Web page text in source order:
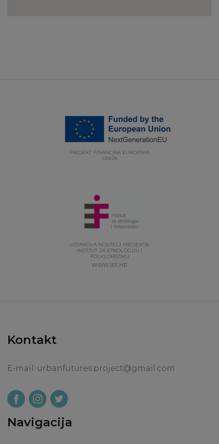
PROJEKT FINANCIRA EUROPSKA
UNIJA
USTANOVA NOSITELJ PROJEKTA:
INSTITUT ZA ETNOLOGIJU I
FOLKLORISTIKU
WWW.IEF.HR
Kontakt
E-mail: urbanfutures.project@gmail.com
Navigacija